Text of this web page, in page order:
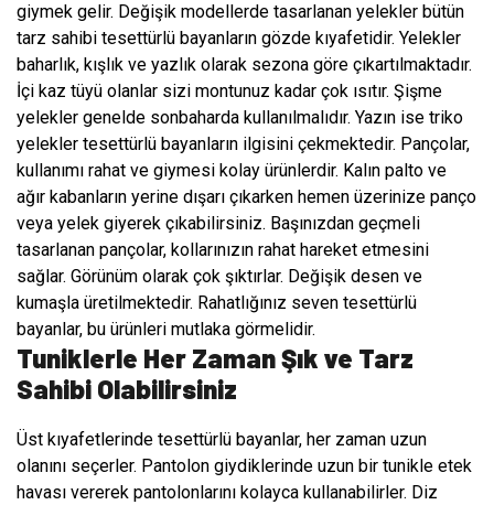
giymek gelir. Değişik modellerde tasarlanan yelekler bütün
tarz sahibi tesettürlü bayanların gözde kıyafetidir. Yelekler
baharlık, kışlık ve yazlık olarak sezona göre çıkartılmaktadır.
İçi kaz tüyü olanlar sizi montunuz kadar çok ısıtır. Şişme
yelekler genelde sonbaharda kullanılmalıdır. Yazın ise triko
yelekler tesettürlü bayanların ilgisini çekmektedir. Pançolar,
kullanımı rahat ve giymesi kolay ürünlerdir. Kalın palto ve
ağır kabanların yerine dışarı çıkarken hemen üzerinize panço
veya yelek giyerek çıkabilirsiniz. Başınızdan geçmeli
tasarlanan pançolar, kollarınızın rahat hareket etmesini
sağlar. Görünüm olarak çok şıktırlar. Değişik desen ve
kumaşla üretilmektedir. Rahatlığınız seven tesettürlü
bayanlar, bu ürünleri mutlaka görmelidir.
Tuniklerle Her Zaman Şık ve Tarz
Sahibi Olabilirsiniz
Üst kıyafetlerinde tesettürlü bayanlar, her zaman uzun
olanını seçerler. Pantolon giydiklerinde uzun bir tunikle etek
havası vererek pantolonlarını kolayca kullanabilirler. Diz